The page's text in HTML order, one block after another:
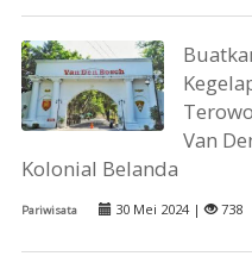
Van
Kolonial Belanda
Pariwisata 30 Mei 2024 | 738